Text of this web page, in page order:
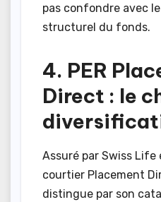
pas confondre avec
structurel du fonds.
4. PER
Direct : le
Assuré par Swiss
courtier Placement
distingue par son